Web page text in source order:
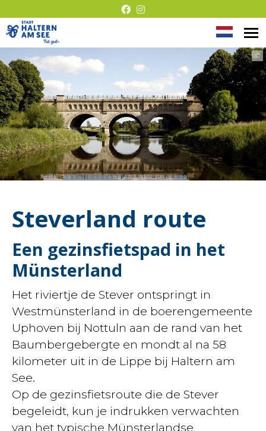
Presentatie
zonder
barrières
Taal
©
Steverland route
Een gezinsfietspad in het
Münsterland
Het riviertje de Stever ontspringt in
Westmünsterland in de boerengemeente
Uphoven bij Nottuln aan de rand van het
Baumbergebergte en mondt al na 58
kilometer uit in de Lippe bij Haltern am
See.
Op de gezinsfietsroute die de Stever
begeleidt, kun je indrukken verwachten
van het typische Münsterlandse